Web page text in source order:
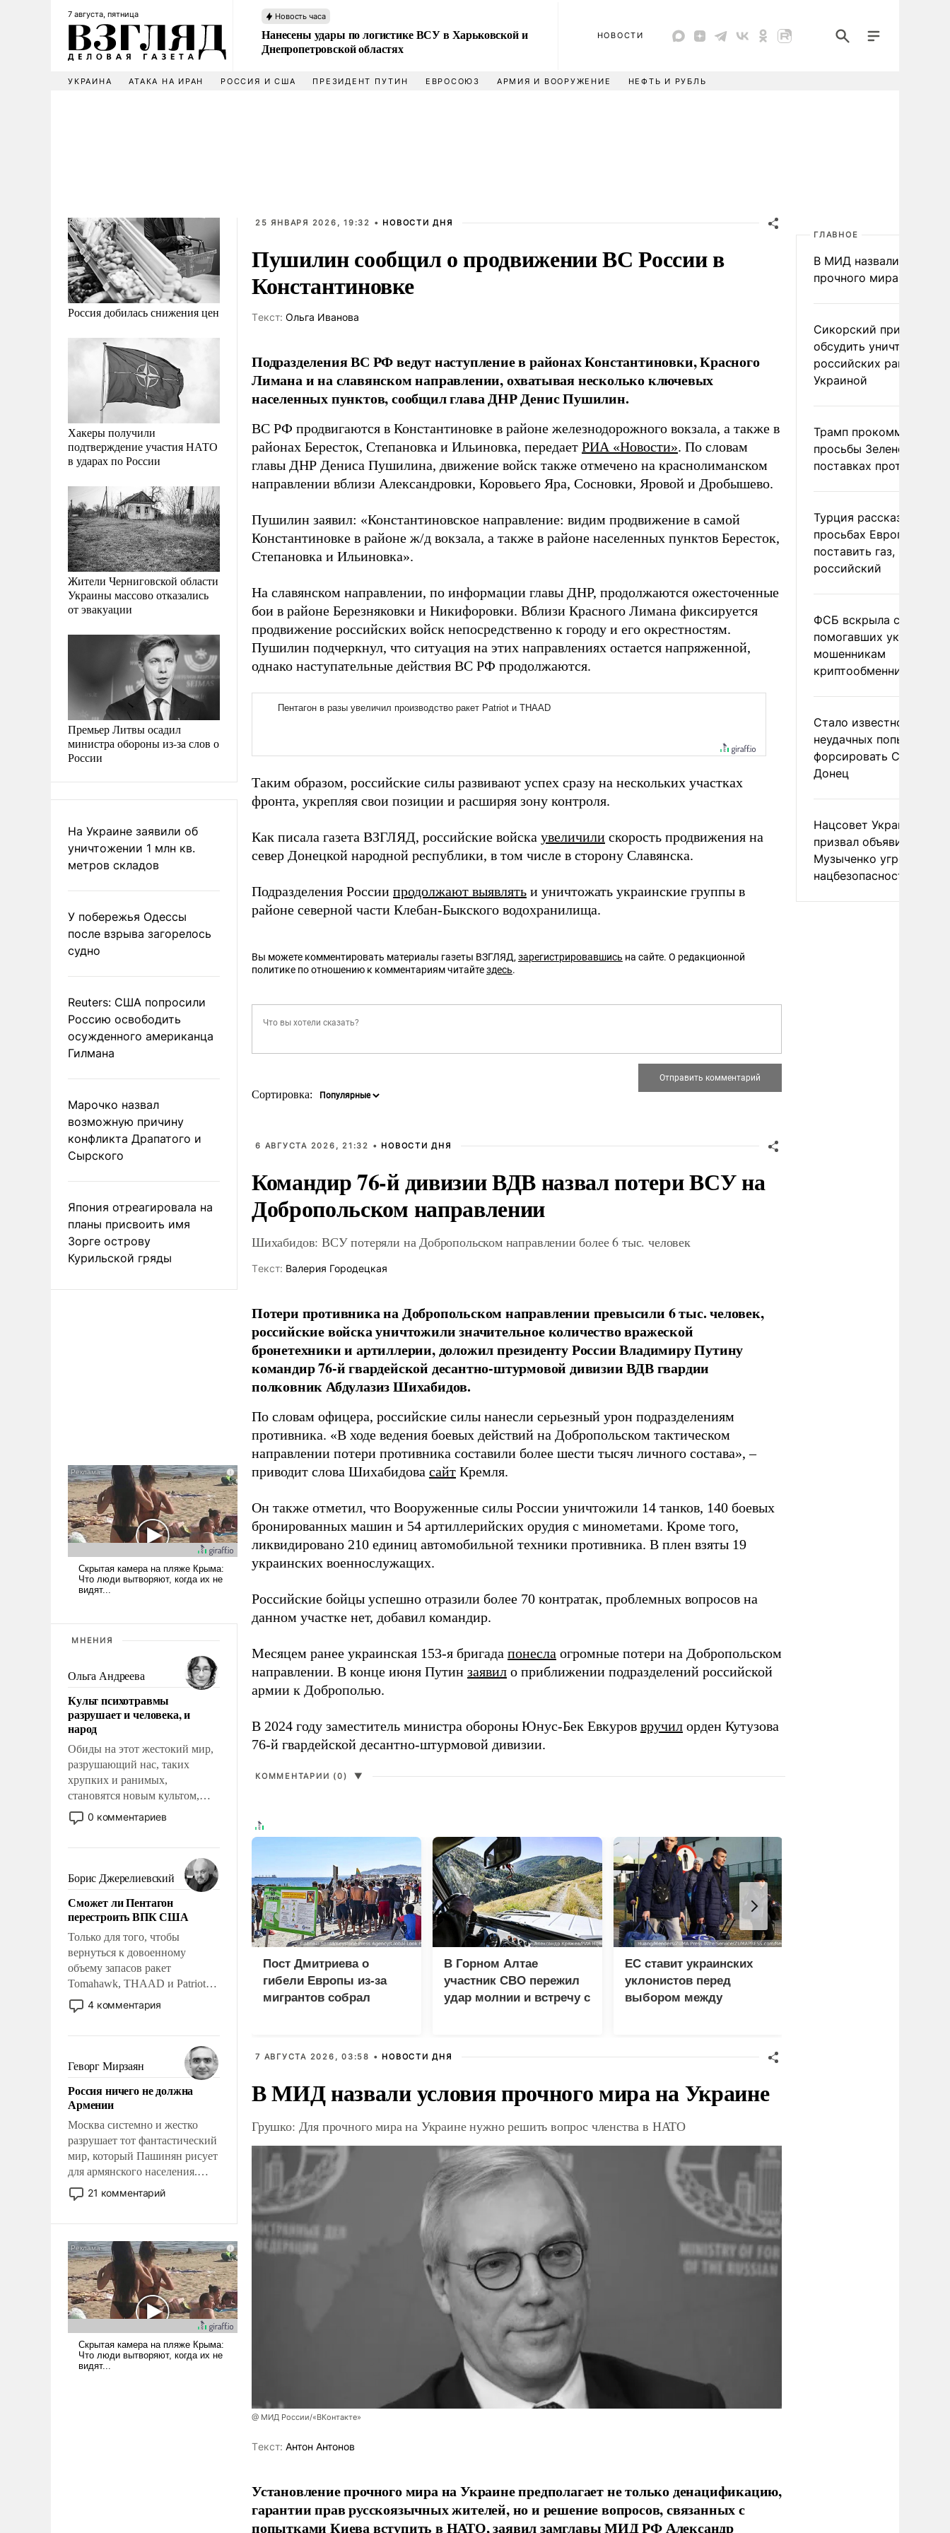
7 августа, пятница Новость часа
Нанесены удары по логистике ВСУ в Харьковской и
Днепропетровской областях
НОВОСТИ
УКРАИНА АТАКА НА ИРАН РОССИЯ И США ПРЕЗИДЕНТ ПУТИН ЕВРОСОЮЗ АРМИЯ И ВООРУЖЕНИЕ НЕФТЬ И РУБЛЬ
Россия добилась снижения цен
Хакеры получили
подтверждение участия НАТО
в ударах по России
Жители Черниговской области
Украины массово отказались
от эвакуации
Премьер Литвы осадил
министра обороны из-за слов о
России
На Украине заявили об
уничтожении 1 млн кв.
метров складов
У побережья Одессы
после взрыва загорелось
судно
Reuters: США попросили
Россию освободить
осужденного американца
Гилмана
Марочко назвал
возможную причину
конфликта Драпатого и
Сырского
Япония отреагировала на
планы присвоить имя
Зорге острову
Курильской гряды
МНЕНИЯ
Ольга Андреева
Культ психотравмы
разрушает и человека, и
народ
Обиды на этот жестокий мир,
разрушающий нас, таких
хрупких и ранимых,
становятся новым культом,
постепенно вытесняя и
отменяя традиционное
мужественным и твердым под
ударами судьбы, брать на себя
ответственность, помогать
слабым, идти вперед и
адаптироваться.
0 комментариев
Борис Джерелиевский
Сможет ли Пентагон
перестроить ВПК США
Только для того, чтобы
вернуться к довоенному
объему запасов ракет
Tomahawk, THAAD и Patriot
США потребуется более трех
лет. Даже небольшая война с
Сложившаяся ситуация
означает многолетний период
уязвимости США, например,
перед Китаем.
4 комментария
Геворг Мирзаян
Россия ничего не должна
Армении
Москва системно и жестко
разрушает тот фантастический
мир, который Пашинян рисует
для армянского населения.
Мир, где политические
прожекты будут безусловно
налогоплательщиков и где
Еревану за свои поступки не
нужно отвечать.
21 комментарий
25 ЯНВАРЯ 2026, 19:32 • НОВОСТИ ДНЯ
Пушилин сообщил о продвижении ВС России в
Константиновке
Tекст: Ольга Иванова
Подразделения ВС РФ ведут наступление в районах Константиновки, Красного
Лимана и на славянском направлении, охватывая несколько ключевых
населенных пунктов, сообщил глава ДНР Денис Пушилин.
ВС РФ продвигаются в Константиновке в районе железнодорожного вокзала, а также в
районах Бересток, Степановка и Ильиновка, передает РИА «Новости». По словам
главы ДНР Дениса Пушилина, движение войск также отмечено на краснолиманском
направлении вблизи Александровки, Коровьего Яра, Сосновки, Яровой и Дробышево.
Пушилин заявил: «Константиновское направление: видим продвижение в самой
Константиновке в районе ж/д вокзала, а также в районе населенных пунктов Бересток,
Степановка и Ильиновка».
На славянском направлении, по информации главы ДНР, продолжаются ожесточенные
бои в районе Березняковки и Никифоровки. Вблизи Красного Лимана фиксируется
продвижение российских войск непосредственно к городу и его окрестностям.
Пушилин подчеркнул, что ситуация на этих направлениях остается напряженной,
однако наступательные действия ВС РФ продолжаются.
Таким образом, российские силы развивают успех сразу на нескольких участках
фронта, укрепляя свои позиции и расширяя зону контроля.
Как писала газета ВЗГЛЯД, российские войска увеличили скорость продвижения на
север Донецкой народной республики, в том числе в сторону Славянска.
Подразделения России продолжают выявлять и уничтожать украинские группы в
районе северной части Клебан-Быкского водохранилища.
Вы можете комментировать материалы газеты ВЗГЛЯД, зарегистрировавшись на сайте. О редакционной
политике по отношению к комментариям читайтездесь.
Сортировка:
6 АВГУСТА 2026, 21:32 • НОВОСТИ ДНЯ
Командир 76-й дивизии ВДВ назвал потери ВСУ на
Добропольском направлении
Шихабидов: ВСУ потеряли на Добропольском направлении более 6 тыс. человек
Tекст: Валерия Городецкая
Потери противника на Добропольском направлении превысили 6 тыс. человек,
российские войска уничтожили значительное количество вражеской
бронетехники и артиллерии, доложил президенту России Владимиру Путину
командир 76-й гвардейской десантно-штурмовой дивизии ВДВ гвардии
полковник Абдулазиз Шихабидов.
По словам офицера, российские силы нанесли серьезный урон подразделениям
противника. «В ходе ведения боевых действий на Добропольском тактическом
направлении потери противника составили более шести тысяч личного состава», –
приводит слова Шихабидова сайт Кремля.
Он также отметил, что Вооруженные силы России уничтожили 14 танков, 140 боевых
бронированных машин и 54 артиллерийских орудия с минометами. Кроме того,
ликвидировано 210 единиц автомобильной техники противника. В плен взяты 19
украинских военнослужащих.
Российские бойцы успешно отразили более 70 контратак, проблемных вопросов на
данном участке нет, добавил командир.
Месяцем ранее украинская 153-я бригада понесла огромные потери на Добропольском
направлении. В конце июня Путин заявил о приближении подразделений российской
армии к Доброполью.
В 2024 году заместитель министра обороны Юнус-Бек Евкуров вручил орден Кутузова
76-й гвардейской десантно-штурмовой дивизии.
КОММЕНТАРИИ (0) ▼
Пост Дмитриева о
гибели Европы из-за
мигрантов собрал
В Горном Алтае
участник СВО пережил
удар молнии и встречу с
ЕС ставит украинских
уклонистов перед
выбором между
7 АВГУСТА 2026, 03:58 • НОВОСТИ ДНЯ
В МИД назвали условия прочного мира на Украине
Грушко: Для прочного мира на Украине нужно решить вопрос членства в НАТО
@ МИД России/«ВКонтакте»
Tекст: Антон Антонов
Установление прочного мира на Украине предполагает не только денацификацию,
гарантии прав русскоязычных жителей, но и решение вопросов, связанных с
попытками Киева вступить в НАТО, заявил замглавы МИД РФ Александр
ГЛАВНОЕ
В МИД назвали условия
прочного мира на
Сикорский призвал
обсудить уничтожение
российских ракет над
Украиной
Трамп
просьбы Зеленского о
поставках
Турция рассказала о
просьбах Европы
поставить газ, но не
российский
ФСБ вскрыла сеть
помогавших
мошенникам
криптообменников
Стало известно о
неудачных попытках
форсировать
Донец
Нацсовет Украины по
призвал объявить
Музыченко угрозой
нацбезопасности